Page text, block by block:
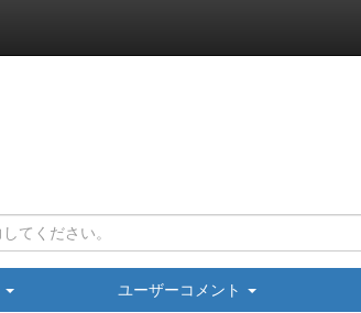
ユーザーコメント